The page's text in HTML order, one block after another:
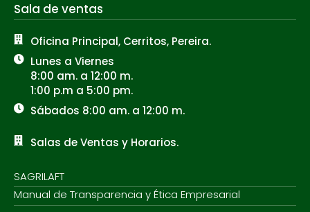
Sala de ventas
Oficina Principal, Cerritos, Pereira.
Lunes a Viernes
8:00 am. a 12:00 m.
1:00 p.m a 5:00 pm.
Sábados 8:00 am. a 12:00 m.
Salas de Ventas y Horarios.
SAGRILAFT
Manual de Transparencia y Ética Empresarial